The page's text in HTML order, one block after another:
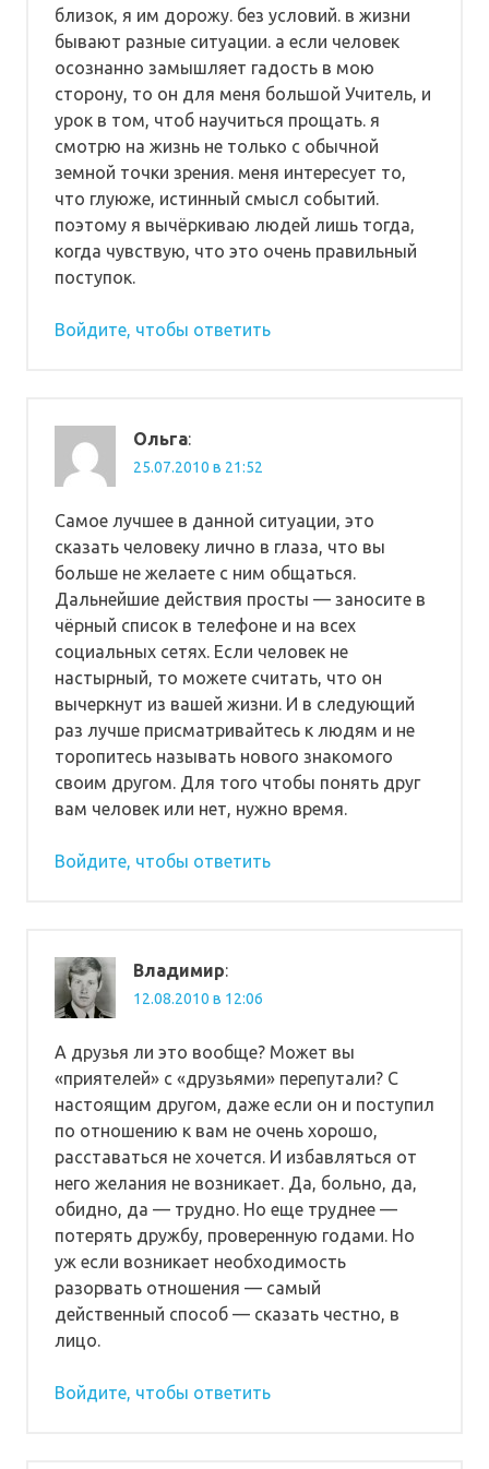
близок, я им дорожу. без условий. в жизни
бывают разные ситуации. а если человек
осознанно замышляет гадость в мою
сторону, то он для меня большой Учитель, и
урок в том, чтоб научиться прощать. я
смотрю на жизнь не только с обычной
земной точки зрения. меня интересует то,
что глуюже, истинный смысл событий.
поэтому я вычёркиваю людей лишь тогда,
когда чувствую, что это очень правильный
поступок.
Войдите, чтобы ответить
Ольга:
25.07.2010 в 21:52
Самое лучшее в данной ситуации, это
сказать человеку лично в глаза, что вы
больше не желаете с ним общаться.
Дальнейшие действия просты — заносите в
чёрный список в телефоне и на всех
социальных сетях. Если человек не
настырный, то можете считать, что он
вычеркнут из вашей жизни. И в следующий
раз лучше присматривайтесь к людям и не
торопитесь называть нового знакомого
своим другом. Для того чтобы понять друг
вам человек или нет, нужно время.
Войдите, чтобы ответить
Владимир:
12.08.2010 в 12:06
А друзья ли это вообще? Может вы
«приятелей» с «друзьями» перепутали? С
настоящим другом, даже если он и поступил
по отношению к вам не очень хорошо,
расставаться не хочется. И избавляться от
него желания не возникает. Да, больно, да,
обидно, да — трудно. Но еще труднее —
потерять дружбу, проверенную годами. Но
уж если возникает необходимость
разорвать отношения — самый
действенный способ — сказать честно, в
лицо.
Войдите, чтобы ответить